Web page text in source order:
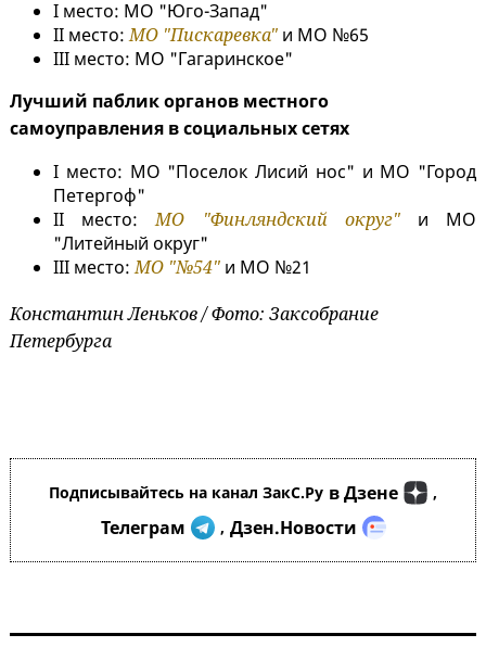
I место: МО "Юго-Запад"
II место:МО "Пискаревка" и МО №65
III место: МО "Гагаринское"
Лучший паблик органов местного
самоуправления в социальных сетях
I место: МО "Поселок Лисий нос" и МО "Город
Петергоф"
II место:МО "Финляндский округ"и МО
"Литейный округ"
III место:МО "№54" и МО №21
Константин Леньков / Фото: Заксобрание
Петербурга
Подписывайтесь на канал ЗакС.Ру в Дзене ,
Телеграм , Дзен.Новости